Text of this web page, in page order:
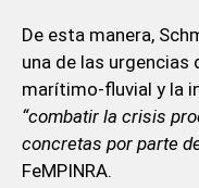
De esta manera,
una de las
marítimo-fluvial y la
“combatir la crisis
concretas por parte
FeMPINRA.